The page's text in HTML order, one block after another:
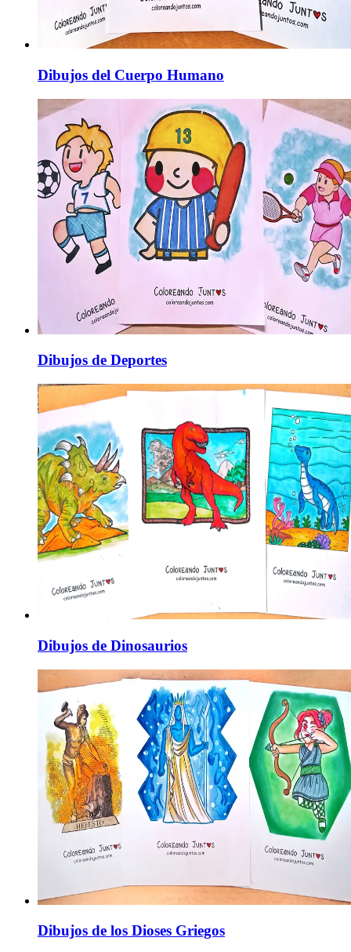
Dibujos del Cuerpo Humano
Dibujos de Deportes
Dibujos de Dinosaurios
Dibujos de los Dioses Griegos